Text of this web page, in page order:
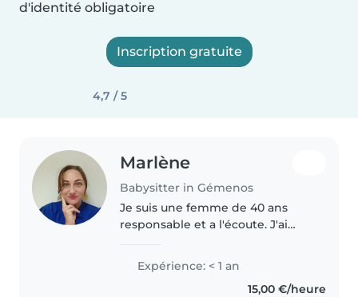
d'identité obligatoire
Inscription gratuite
4,7 / 5
Marlène
Babysitter in Gémenos
Je suis une femme de 40 ans
responsable et a l'écoute. J'ai
aimé avoir plusieurs enfants et la
vie en a fait autrement, pour moi
Expérience: < 1 an
15,00 €/heure